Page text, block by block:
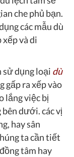
che phủ bạn.
các mẫu dù
và di
sử dụng loại dù
gấp ra xếp vào
lắng việc bị
dưới. các vị
hay sân
ta cần tiết
tâm hay